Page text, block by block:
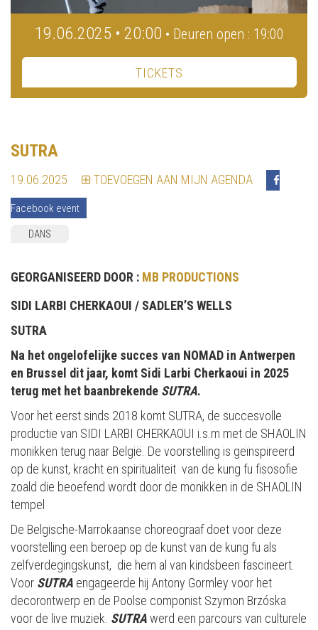
19.06.2025 • 20:00 • Deuren open : 19:00
TICKETS
SUTRA
19.06.2025 TOEVOEGEN AAN MIJN AGENDA
Facebook event
DANS
GEORGANISEERD DOOR : MB PRODUCTIONS
SIDI LARBI CHERKAOUI / SADLER’S WELLS
SUTRA
Na het ongelofelijke succes van NOMAD in Antwerpen
en Brussel dit jaar, komt Sidi Larbi Cherkaoui in 2025
terug met het baanbrekende SUTRA.
Voor het eerst sinds 2018 komt SUTRA, de succesvolle
productie van SIDI LARBI CHERKAOUI i.s.m met de SHAOLIN
monikken terug naar België. De voorstelling is geïnspireerd
op de kunst, kracht en spiritualiteit van de kung fu fisosofie
zoald die beoefend wordt door de monikken in de SHAOLIN
tempel
De Belgische-Marrokaanse choreograaf doet voor deze
voorstelling een beroep op de kunst van de kung fu als
zelfverdegingskunst, die hem al van kindsbeen fascineert.
Voor SUTRA engageerde hij Antony Gormley voor het
decorontwerp en de Poolse componist Szymon Brzóska
voor de live muziek. SUTRAwerd een parcours van culturele